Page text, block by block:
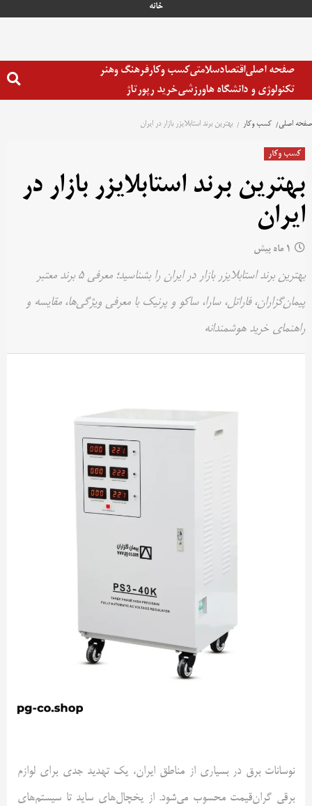
خانه
صفحه اصلیاقتصادسلامتیکسب وکارفرهنگ وهنر
تکنولوژی و دانشگاه هاورزشیخرید رپورتاژ
صفحه اصلی کسب وکار بهترین برند استابلایزر بازار در ایران
کسب وکار
بهترین برند استابلایزر بازار در
ایران
1 ماه پیش
بهترین برند استابلایزر بازار در ایران را بشناسید؛ معرفی ۵ برند معتبر
پیمان‌گزاران، فاراتل، سارا، ساکو و پرنیک با معرفی ویژگی‌ها، مقایسه و
راهنمای خرید هوشمندانه
نوسانات برق در بسیاری از مناطق ایران، یک تهدید جدی برای لوازم
برقی گران‌قیمت محسوب می‌شود. از یخچال‌های ساید تا سیستم‌های